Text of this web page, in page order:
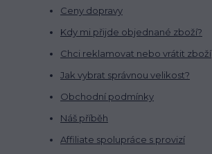
Ceny dopravy
Kdy mi přijde objednané zboží?
Chci reklamovat nebo vrátit zboží
Jak vybrat správnou velikost?
Obchodní podmínky
Náš příběh
Affiliate spolupráce s provizí